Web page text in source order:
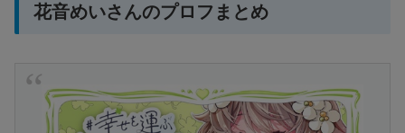
花音めいさんのプロフまとめ